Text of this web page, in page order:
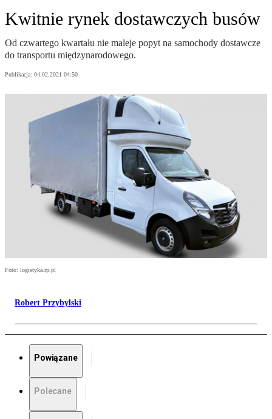
Kwitnie rynek dostawczych busów
Od czwartego kwartału nie maleje popyt na samochody dostawcze
do transportu międzynarodowego.
Publikacja: 04.02.2021 04:50
Foto: logistyka.rp.pl
Robert Przybylski
Powiązane
Polecane